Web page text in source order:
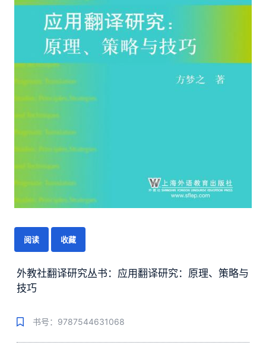
阅读 收藏
外教社翻译研究丛书：应用翻译研究：原理、策略与
技巧
书号：9787544631068